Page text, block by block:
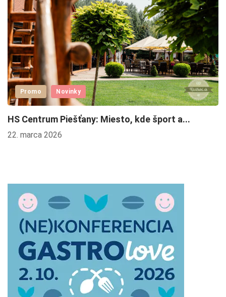
Promo Novinky
HS Centrum Piešťany: Miesto, kde šport a...
22. marca 2026